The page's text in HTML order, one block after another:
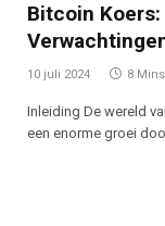
Bitcoin
10 juli 2024 8
Inleiding De wereld
een enorme groei